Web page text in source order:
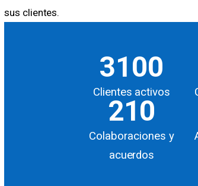
sus clientes.
3100
Clientes activos
210
Colaboraciones y
acuerdos